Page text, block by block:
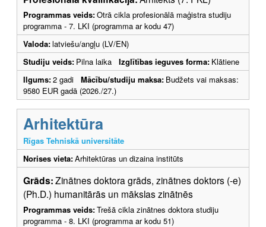
Programmas veids:Otrā cikla profesionālā maģistra studiju
programma - 7. LKI (programma ar kodu 47)
Valoda:latviešu/angļu (LV/EN)
Studiju veids: Pilna laika Izglītības ieguves forma: Klātiene
Ilgums:2 gadi Mācību/studiju maksa: Budžets vai maksas:
9580 EUR gadā (2026./27.)
Arhitektūra
Rīgas Tehniskā universitāte
Norises vieta:Arhitektūras un dizaina institūts
Grāds:Zinātnes doktora grāds, zinātnes doktors (-e)
(Ph.D.) humanitārās un mākslas zinātnēs
Programmas veids:Trešā cikla zinātnes doktora studiju
programma - 8. LKI (programma ar kodu 51)